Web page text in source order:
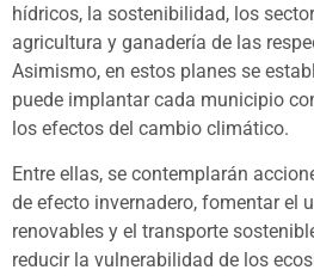
hídricos, la sostenibilidad, los
agricultura y ganadería de las
Asimismo, en estos planes se
puede implantar cada municipio
los efectos del cambio climático.
Entre ellas, se contemplarán
de efecto invernadero, fomentar el
renovables y el transporte
reducir la vulnerabilidad de los